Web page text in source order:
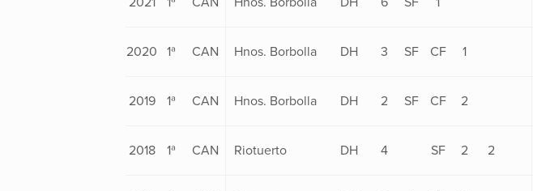
2020 1ª CAN Hnos. Borbolla DH 3 SF CF 1
2019 1ª CAN Hnos. Borbolla DH 2 SF CF 2
2018 1ª CAN Riotuerto DH 4 SF 2 2